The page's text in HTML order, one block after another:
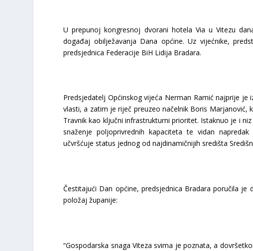
U prepunoj kongresnoj dvorani hotela Via u Vitezu
događaj obilježavanja Dana općine. Uz vijećnike,
predsjednica Federacije BiH Lidija Bradara.
Predsjedatelj Općinskog vijeća Nerman Ramić najprije
vlasti, a zatim je riječ preuzeo načelnik Boris Marjanović,
Travnik kao ključni infrastrukturni prioritet. Istaknuo je i
snaženje poljoprivrednih kapaciteta te vidan
učvršćuje status jednog od najdinamičnijih središta
Čestitajući Dan općine, predsjednica Bradara poručila je
položaj županije:
“Gospodarska snaga Viteza svima je poznata, a